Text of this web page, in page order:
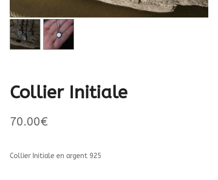
Collier Initiale
70.00€
Collier Initiale en argent 925